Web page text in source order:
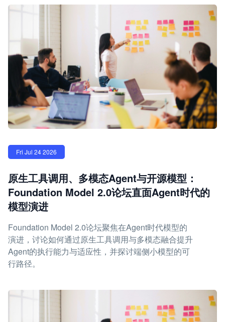
Fri Jul 24 2026
原生工具调用、多模态Agent与开源模型：
Foundation Model 2.0论坛直面Agent时代的
模型演进
Foundation Model 2.0论坛聚焦在Agent时代模型的
演进，讨论如何通过原生工具调用与多模态融合提升
Agent的执行能力与适应性，并探讨端侧小模型的可
行路径。